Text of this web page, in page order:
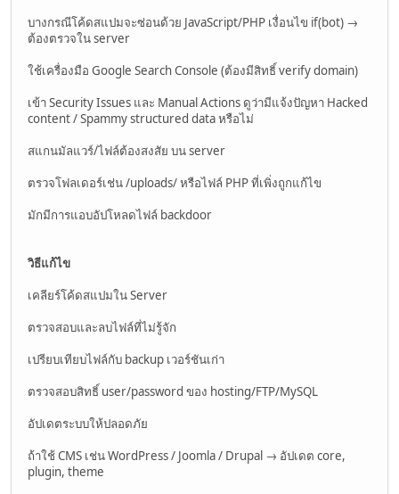
บางกรณีโค้ดสแปมจะซ่อนด้วย JavaScript/PHP เงื่อนไข if(bot) →
ต้องตรวจใน server
ใช้เครื่องมือ Google Search Console (ต้องมีสิทธิ์ verify domain)
เข้า Security Issues และ Manual Actions ดูว่ามีแจ้งปัญหา Hacked
content / Spammy structured data หรือไม่
สแกนมัลแวร์/ไฟล์ต้องสงสัย บน server
ตรวจโฟลเดอร์เช่น /uploads/ หรือไฟล์ PHP ที่เพิ่งถูกแก้ไข
มักมีการแอบอัปโหลดไฟล์ backdoor
วิธีแก้ไข
เคลียร์โค้ดสแปมใน Server
ตรวจสอบและลบไฟล์ที่ไม่รู้จัก
เปรียบเทียบไฟล์กับ backup เวอร์ชันเก่า
ตรวจสอบสิทธิ์ user/password ของ hosting/FTP/MySQL
อัปเดตระบบให้ปลอดภัย
ถ้าใช้ CMS เช่น WordPress / Joomla / Drupal → อัปเดต core,
plugin, theme